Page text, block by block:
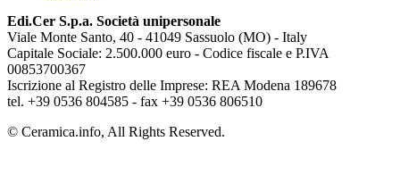
Edi.Cer S.p.a. Società unipersonale
Viale Monte Santo, 40 - 41049 Sassuolo (MO) - Italy
Capitale Sociale: 2.500.000 euro - Codice fiscale e P.IVA
00853700367
Iscrizione al Registro delle Imprese: REA Modena 189678
tel. +39 0536 804585 - fax +39 0536 806510
© Ceramica.info, All Rights Reserved.